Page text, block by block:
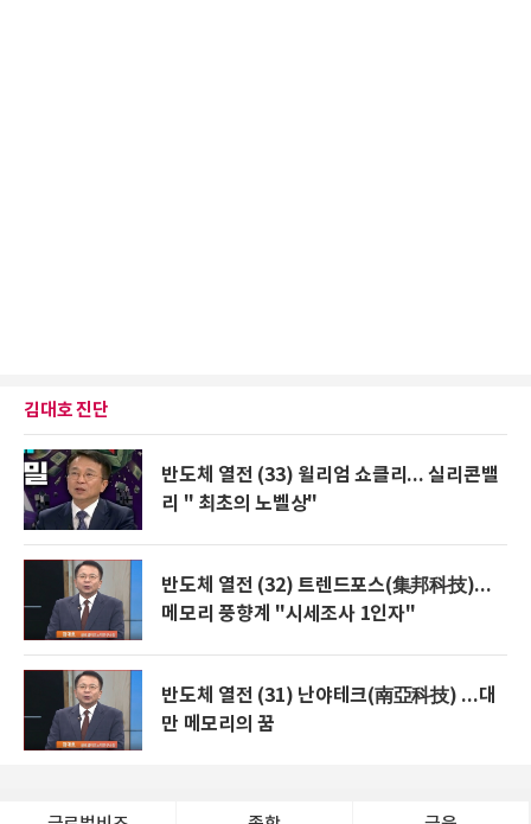
김대호 진단
반도체 열전 (33) 윌리엄 쇼클리... 실리콘밸
리 " 최초의 노벨상"
반도체 열전 (32) 트렌드포스(集邦科技)...
메모리 풍향계 "시세조사 1인자"
반도체 열전 (31) 난야테크(南亞科技) ...대
만 메모리의 꿈